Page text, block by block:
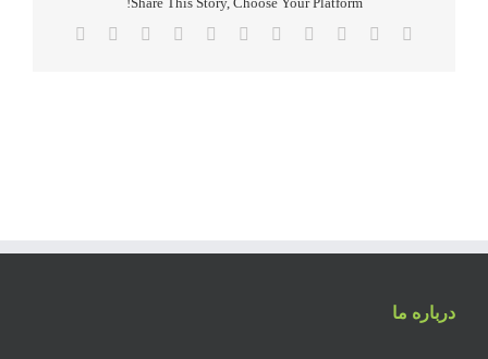
Facebook
Twitter
Reddit
LinkedIn
WhatsApp
Telegram
Tumblr
Pinterest
Xing
درباره ما